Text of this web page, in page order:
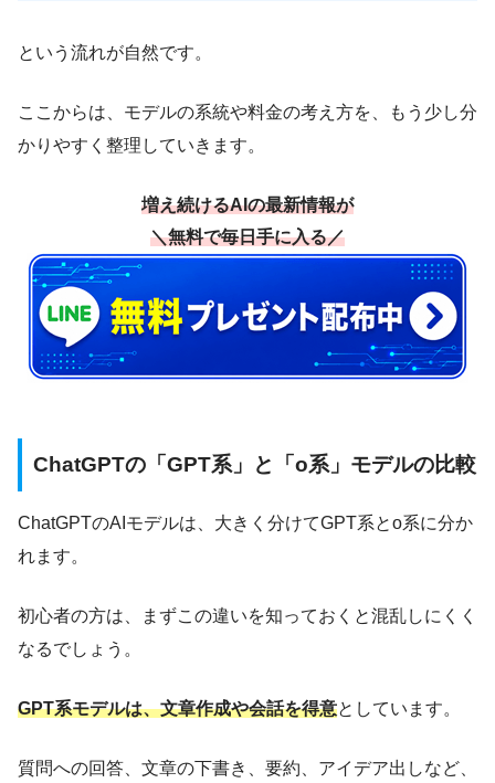
という流れが自然です。
ここからは、モデルの系統や料金の考え方を、もう少し分
かりやすく整理していきます。
増え続けるAIの最新情報が
＼無料で毎日手に入る／
ChatGPTの「GPT系」と「o系」モデルの比較
ChatGPTのAIモデルは、大きく分けてGPT系とo系に分か
れます。
初心者の方は、まずこの違いを知っておくと混乱しにくく
なるでしょう。
GPT系モデルは、文章作成や会話を得意としています。
質問への回答、文章の下書き、要約、アイデア出しなど、